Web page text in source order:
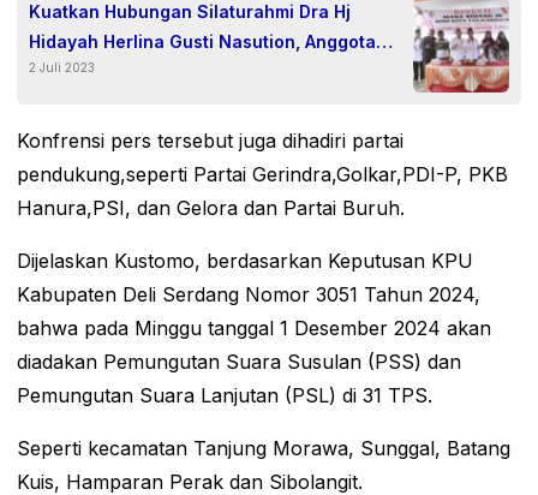
Semakin Kompleks.
Kuatkan Hubungan Silaturahmi Dra Hj
Hidayah Herlina Gusti Nasution, Anggota
DPRD Provinsi Sumut Fraksi PKS Istri Wakil
Ke Tanjung Balai.
2 Juli 2023
Konfrensi pers tersebut juga dihadiri partai
pendukung,seperti Partai Gerindra,Golkar,PDI-P, PKB
Hanura,PSI, dan Gelora dan Partai Buruh.
Dijelaskan Kustomo, berdasarkan Keputusan KPU
Kabupaten Deli Serdang Nomor 3051 Tahun 2024,
bahwa pada Minggu tanggal 1 Desember 2024 akan
diadakan Pemungutan Suara Susulan (PSS) dan
Pemungutan Suara Lanjutan (PSL) di 31 TPS.
Seperti kecamatan Tanjung Morawa, Sunggal, Batang
Kuis, Hamparan Perak dan Sibolangit.